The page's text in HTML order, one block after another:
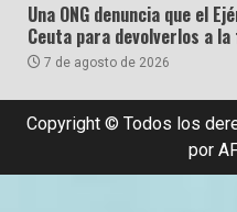
Una ONG denuncia que el
Ceuta para devolverlos a
7 de agosto de 2026
Copyright © Todos los
por